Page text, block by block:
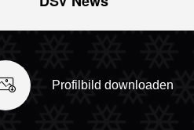
Profilbild downloaden